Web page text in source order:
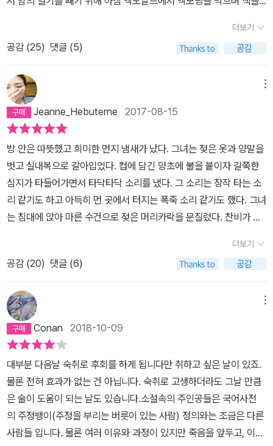
서로 끌렸던 두 사람이 오해와 어긋난 우연으로 헤어지는 과정을 그
소설이다. 초밥집을 운영하는 인태는 간밤에 손님이 두고 간 휴대폰
을 발견한다. 그날 밤, 예연의 직장 동료는 회식 자리에서 어제 알던
사람이 죽은 걸 뒤늦게 알고 무덤에 다녀왔다고 하면서, 초밥집에 휴
대폰을 두고 왔으니 3차로 거길 가자고 하지만 예연은 거절한다. 그
렇게 인태와 예연의 재회가 이루어질 우연을 예연이 걷어찼지만 그녀
는 알지 못할 것이다. 예연은 집에 돌아와 누군가 집에 몰래 드나든다
는 확신에 몸을 떨면서, 과거 인태가 그녀에게 집에 누가 드나드는 것
같다며 만나 달라고 했던 기억을 떠올린다. 그때 그녀는 뭐라고 했나.
'내가 무슨 도움이 되겠어요?' '초추의 양광'을 인용하는 여자와 이를
듣고 '꼬추의 발광'을 연상하는 남자는 그렇게 영영 스쳐 지나간다.
'내가 무슨 도움이 되겠어요?'라는 거절과 '그게 내 탓은 아니잖아
이다. 「봄밤」「삼인행」「이모」까지 읽은 후 중단되어 한참 시간이 흘렀
다. 다시 집어 들어 「카메라」를 읽었는데 너무 재미있는 거다. 이어
「역광」「실내화 한 켤레」「층」을 읽고 신형철 평론가의 해설을 읽은 후
다시 처음으로 돌아가「봄밤」「삼인행」「이모」를 재독하니, 이 책은 처
분 대상에서 빠지게 되었다.
정도가 아닐까 5 정도면 무난하게 잘 살아온 삶이 아닐까 소주를 친
구삼지 않아도 유행하는 사케한잔을 마실 수 있는 정도.. 소주잔을 기
울이면서 유연실의 목로주점의 유쾌함을 떠올릴 정도면 그래도 트렌
드에 뒤떨어지지 않게 사는 그럭저럭한 삶일듯하다.포차에 혼자 앉아
나 한잔 나 두잔.. 그렇게 잔수를 채워가다 취해 테이블에 엎드려 그
래.. 그래도 이렇게 라도 사는 것이 또 인생 아니겠어~ 라고 합리화
시킬수 있는 삶에도 취해 테이블에 엎어져 18. 이런것도 사는 거라고
욕설을 내뱉는 삶에도 1 이나 2 정도의 희망과 행복은 가지고 있을 것
이다. 아니 가지고 싶어한다. 그러니 죽지 않고 살것이다. 안녕. 주정
뱅이 라는 소설에서 내가 읽은 삶은 혼자 자작하다가 취해 그래 그래
도 어떻게든 살아지는 게 삶이지.. 라는 느낌이었다.. 그러다가 마른
하고.. 개똥밭에 굴러도 이승이 좋다더라면서 거짓말도 하고 나 살게
해달라고 매달리기도 하고 나 살자고 두 눈 질끈 감아버리는 질근 삶
의 끈도 느껴지는... 구차할 수도 있지만 그렇게 라도 살고픈 그 삶의
끈길짐... 그런... 그런... 삶의 냄새가 난다..그 곁에는 쌉싸름한 소주가
알코올향 찐하고 뿜어내고 있고... 혼자 마시다가 문득 고개를 들었을
때 보고싶어 했던 그 사람이 옆에 서 있기를 기대도 하면서 실실 웃기
도 하는 삶의 냄새... 바로 내 삶의 냄새... 오늘밤..비도 오고...삼겹살
에 소주한잔 정말 해야하는 것 아닌지 모르겠다 ㅎㅎㅎ - 그런식으로
맥주 두캔과 소주 한병을 비우는데 30분도 걸리지 않았다. 몸은 으슬
으슬 떨렸지만 속은 후끈후끈 달아올랐다. 꽉 조였던 나사가 돌돌 풀
리면서 유쾌하고 나른한 생명감이 충만해졌다. 이게 모두 중독된 몸
이 일으키는 거짓된 반응이라는 걸 알고 있지만 그까짓 것은 아무래
서로 불행한 삶을 살다가 뒤늦게 만나 동거하게 된 사이인데 서로 힘
들었던 시간만큼 모든 게 아파졌다.류머티즘을 앓고 있던 수환의 상
태가 너무 안 좋아져 이제는 요양원에서 지내야만 했다. 그와 떨어져
에 보호자가 늘 곁에 있어주길 분명 바랬을 텐데도, 수환은 영경에게
염려와 걱정 대신 그녀를 기다리는 컵라면과 소주 한 병이 있는 편의
점으로 기꺼이 보내준다.네가 나를 이해하듯, 그런 내가 너를 이해하
면서.섣불리 이해하는 척하며 들여다볼 수는 없었다.내가 겪어보지
않은 삶의 대해 말하는 것이 난 조심스럽다.내가 경험한 감정과 맞닿
은 인물은 간병인 종우였다.누군가의 죽음을 대면해 본 적 없었던 종
우의 마음.자신이 돌보는 환자인 수환의 동거녀 영경을 때론 이해할
수 없는 마음과 원망의 눈빛으로 바라봤지만, 수환을 가만히 들여다
보는 영경의 눈빛을 멀리서 바라보니 감히 자신이 헤아릴 수 없는 감
아줌마가 아저씨 빤히 쳐다볼 때는 괜히 눈물나요.사람에게 최후로
남아있는 감각이 청각이라는 얘기를 들은 종우가 수환 곁에서 계속
자신의 소소한 이야기들을 꺼내는 동안 이 두 사람을 들여다보는 내
가슴과 눈두덩이가 너무 뜨거워졌다.무서워 하지 말라며 흐르는 눈물
을 교묘하게 감추고 더 잘 들리길 바라는 마음으로 그 어느 때보다도
의젓하고 어른스럽게 건넨 나의 목소리가 아직도 너무 생생하면서도
믿어지지 않아서 그런가 보다. 그때의 심정으로 종우를 들여다보니
왜 이리 고마운지.아니, 어쩌면 수환과 영경의 힘겨움을 들여다보는
게 내겐 너무 벅차서 종우에게 내 감정을 덜어낸걸 지도 모르겠다.영
경이가 이들과 지금 함께 있었다면 더 좋았을 것 같다.두 사람만이 주
고받던 불행도 때론 아주 조금이나마 덜어낼 수 있는 일이 생길 수 있
다는 걸 느꼈으면 하는 마음에.누군가 곁에 있어주는 것만으로도 힘
가 더 펑펑 울어버렸다. 중증 알콜중독자인 영경과 역시 중증 류마티
즘 환자인 수환은 같은 요양원에 입원해 있다. 유난히 의가 깊고, 위험
한 증상의 연인을 요양원 사람들은 '알류커플'이라고 불렀다. 왜 눈물
이 쏟아졌을까. 수환이 다정한 사람인 것이 너무 슬펐다. 둘이 너무 사
랑하고, 수환이 너무 다정한 것에 눈물이 뚝뚝 떨어졌다. 그들은 마흔
셋에 각자 친구의 재혼식 뒷풀이에서 만나고, 동거하게 된 십이년 동
안 요양원 들어오기 전 두 달을 빼놓고는 한 번도 떨어져보지 않은 커
플이다. 나빠지기만 하는 류마티즘 환자와 중증 알콜중독자. 그들에
게 남은 미래는 얼마 없고, 그 와중에 그들은 너무나 사랑하고. 십이년
이라는 시간은 사랑하는 사람을 만나 함께 한 시간이라고 생각하면,
충분히 감사하고, 함께 죽는 것에 또 감사할 수도 있을 것 같은데, 사
는게 그렇지는 않고, 둘만 서로 사랑해도 가족도 있고, 사정도 있고.
이 작품의 무엇에 버튼이 눌려서 나중에 애인에게 읽어주다 또 울고,
생각만해도 또 눈물이 날 것 같은지 모르겠다. 지금, 전화를 안 받고
명의 친구가 지방에 먹거리여행?으로 놀러가는 이야기이다. 그 중 둘
은 부부였다가 헤어질 예정이다. '봄밤'이 너무나 맘을 분탕질쳐나서
다음 단편은 담담하게 읽었다. 소품 같은 이야기이고, 술주정하는 것
이 리얼해서 웃었다. '이모'라는 단편도 좋다. 똑똑한 이모는 평생 가
족에, 가족 중에서도 남동생 도박빛 갚느라 인생을 저당 잡혔는데, 어
느 날 다 때려치고, 5년간 모은 돈을 가지고 독립하고 연락을 끊는다.
2년만에 췌장암 말기로 나타나 글쓰는 외조카며느리와 주기적으로
만나기로 한다. 응집된 한, 자신의 가능성을 처박고, 희생하며 자신을
쥐어짜고, 마침내 독립한 여인의 이야기이다. '카메라'는 섬뜩하다.
더보기
공감 (25) 댓글 (5)
Jeanne_Hebuterne 2017-08-15
방 안은 따뜻했고 희미한 먼지 냄새가 났다. 그녀는 젖은 옷과 양말을
벗고 실내복으로 갈아입었다. 컵에 담긴 양초에 불을 붙이자 길쭉한
심지가 타들어가면서 타닥타닥 소리를 냈다. 그 소리는 장작 타는 소
리 같기도 하고 아득히 먼 곳에서 터지는 폭죽 소리 같기도 했다. 그녀
는 침대에 앉아 마른 수건으로 젖은 머리카락을 문질렀다. 찬비가 끝
들어와 쉴 수 있는 그녀만의 따뜻하고 보송한 공간이 있다는 게, 그래,
나쁘지만은 않아, 하고 그녀는 중얼거렸다. 그녀는 가방을 열어 옷과
책을 정리하고 커피잔에 소주를 부어 천천히 마셨다. 소주를 다 마시
고 침대에 누워 책을 읽다 두어 페이지도 못 읽고 잠에 빠져들었다. 자
세를 바꾸느라 잠시 깨었을 때 그녀는 한두시간 뒤면 식당에서 따뜻
한 저녁을 먹을 수 있다는 생각을 했고 그러자 휘진 몸에 따스한 쾌감
이 온천수처럼 잔잔하게 퍼져가는 걸 느꼈다. 그러나 얼마 지나지 않
아 그녀는 몹시 땀을 흘리며 잠에서 깨어났다. -역광 책장을 펼치면
술 냄새가 오를 것 같은 까닭에 읽는 내도록 술을 마시며 읽었던 책이
있다. 짧은 이야기 속 주인공들은 자기보다 나이가 많은 대학원생과
사귀다 헤어지기도 하고, 환영을 보기도 한다. 또는 가까이 있는 것은
보지 못하고 멀리 있는 것을 보기도 하고, 남동생의 도박 빚으로 신용
더보기
공감 (20) 댓글 (6)
Conan 2018-10-09
대부분 다음날 숙취로 후회를 하게 됩니다만 취하고 싶은 날이 있죠.
물론 전혀 효과가 없는 건 아닙니다. 숙취로 고생하더라도 그날 만큼
은 술이 도움이 되는 날도 있습니다.소설속의 주인공들은 국어사전
의 주정뱅이(주정을 부리는 버릇이 있는 사람) 정의와는 조금은 다른
사람들 입니다. 물론 여러 이유와 과정이 있지만 죽음을 앞두고, 이별